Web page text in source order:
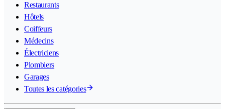
Restaurants
Hôtels
Coiffeurs
Médecins
Électriciens
Plombiers
Garages
Toutes les catégories